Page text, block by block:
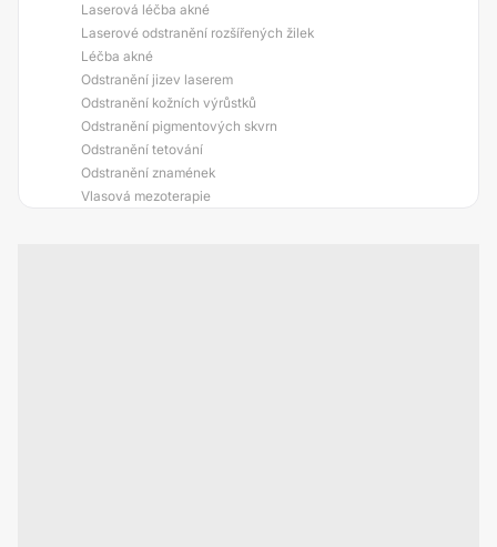
Laserová léčba akné
Laserové odstranění rozšířených žilek
Léčba akné
Odstranění jizev laserem
Odstranění kožních výrůstků
Odstranění pigmentových skvrn
Odstranění tetování
Odstranění znamének
Vlasová mezoterapie